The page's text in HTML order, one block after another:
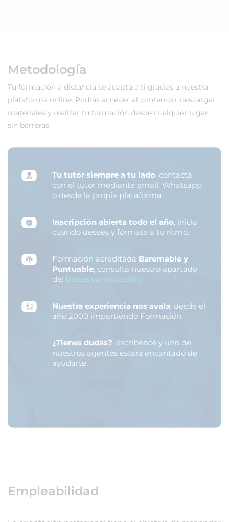
Metodología
Tu formación a distancia se adapta a ti gracias a nuestra
plataforma online. Podrás acceder al contenido, descargar
materiales y realizar tu formación desde cualquier lugar,
sin barreras.
Tu tutor siempre a tu lado, contacta
con el tutor mediante email, Whatsapp
o desde la propia plataforma.
Inscripción abierta todo el año, inicia
cuando desees y fórmate a tu ritmo.
Formación acreditada Baremable y
Puntuable, consulta nuestro apartado
de: Bolsas contratación.
Nuestra experiencia nos avala, desde el
año 2000 impartiendo Formación.
¿Tienes dudas?, escríbenos y uno de
nuestros agentes estará encantado de
ayudarte.
Empleabilidad